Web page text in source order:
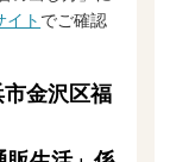
イト でご確認
金沢区福